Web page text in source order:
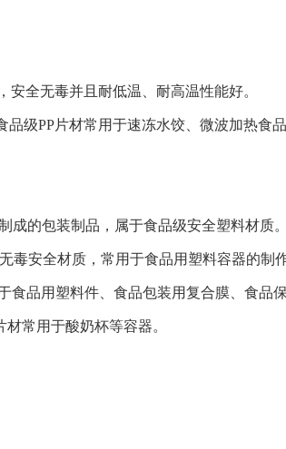
全无毒并且耐低温、耐高温性能好。
级PP片材常用于速冻水饺、微波加热食品
的包装制品，属于食品级安全塑料材质。
安全材质，常用于食品用塑料容器的制作
品用塑料件、食品包装用复合膜、食品
常用于酸奶杯等容器。